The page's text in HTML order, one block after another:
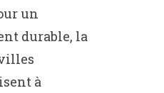
un
durable, la
à